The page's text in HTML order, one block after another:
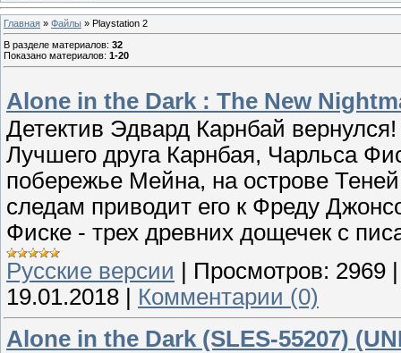
Главная » Файлы » Playstation 2
В разделе материалов: 32
Показано материалов: 1-20
Alone in the Dark : The New
Детектив Эдвард Карнбай
Лучшего друга Карнбая, Чарльса
побережье Мейна, на острове
следам приводит его к Фреду
Фиске - трех древних дощечек с
Русские версии | Просмотров: 2969
19.01.2018 | Комментарии (0)
Alone in the Dark (SLES-55207)